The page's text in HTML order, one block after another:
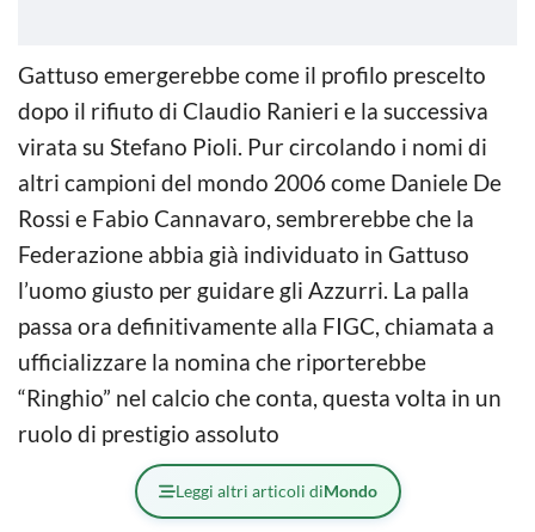
Gattuso emergerebbe come il profilo prescelto
dopo il rifiuto di Claudio Ranieri e la successiva
virata su Stefano Pioli. Pur circolando i nomi di
altri campioni del mondo 2006 come Daniele De
Rossi e Fabio Cannavaro, sembrerebbe che la
Federazione abbia già individuato in Gattuso
l’uomo giusto per guidare gli Azzurri. La palla
passa ora definitivamente alla FIGC, chiamata a
ufficializzare la nomina che riporterebbe
“Ringhio” nel calcio che conta, questa volta in un
ruolo di prestigio assoluto
Leggi altri articoli diMondo